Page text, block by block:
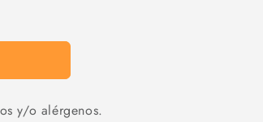
y/o alérgenos.